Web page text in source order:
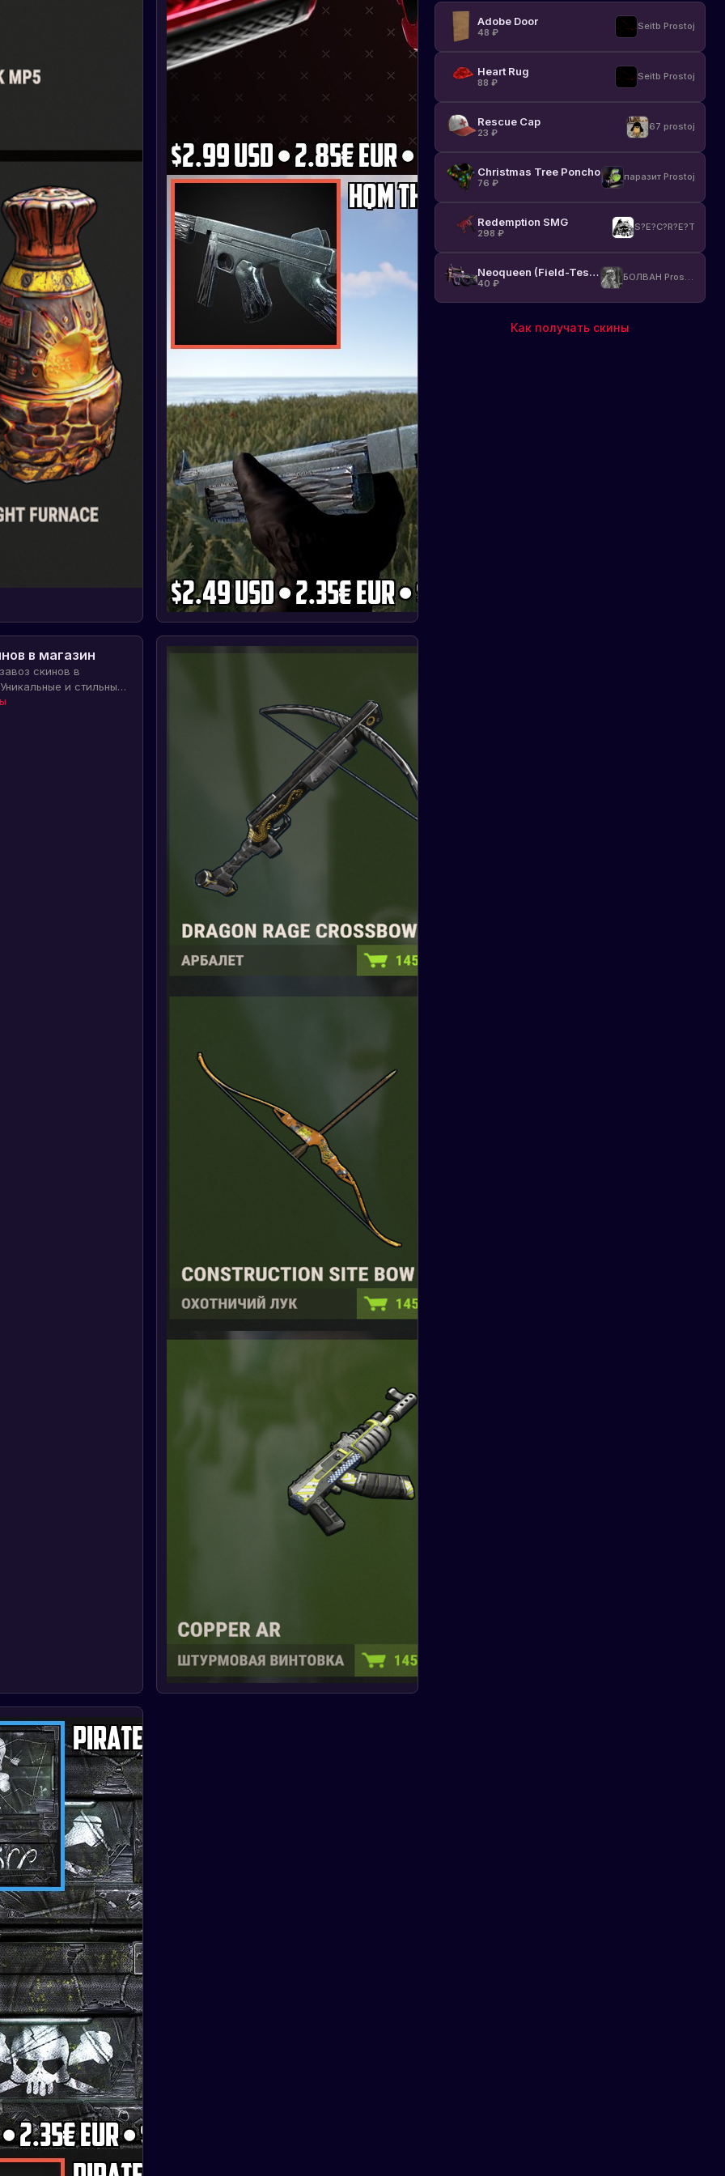
в магазин
скинов в
и стильные
и оружия
Adobe Door
48 ₽
Seitb Prostoj
Heart Rug
88 ₽
Seitb Prostoj
Rescue Cap
23 ₽
67 prostoj
Christmas Tree Poncho
76 ₽
паразит Prostoj
Redemption SMG
298 ₽
S?E?C?R?E?T
Neoqueen (Field-Tested)
40 ₽
БОЛВАН Prostoj
Как получать скины